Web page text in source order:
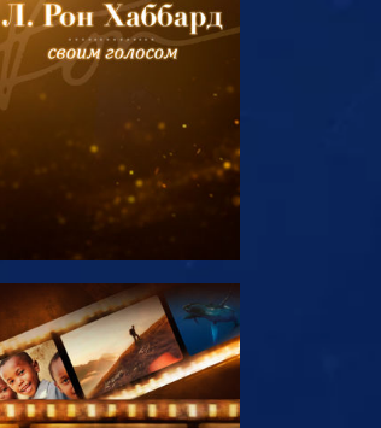
СМОТРЕТЬ ПЕРЕДАЧИ